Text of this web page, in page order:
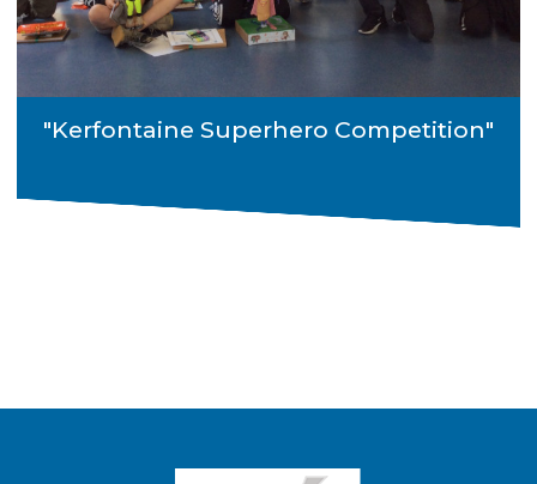
"Kerfontaine Superhero Competition"